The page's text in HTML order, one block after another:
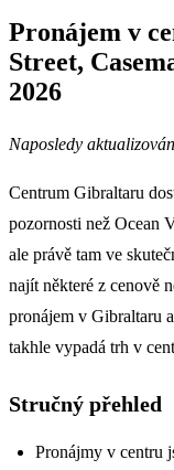
Pronájem v
Street,
2026
Naposledy
Centrum Gibraltaru
pozornosti než Ocean
ale právě tam ve
najít některé z cenově
pronájem v Gibraltaru
takhle vypadá trh v
Stručný přehled
Pronájmy v centru